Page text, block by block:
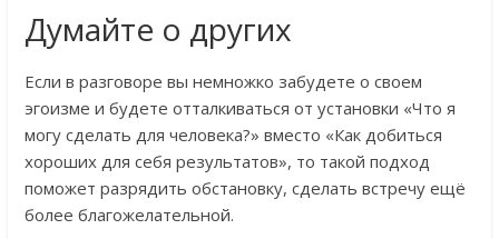
Думайте о других
Если в разговоре вы немножко забудете о своем
эгоизме и будете отталкиваться от установки «Что я
могу сделать для человека?» вместо «Как добиться
хороших для себя результатов», то такой подход
поможет разрядить обстановку, сделать встречу ещё
более благожелательной.